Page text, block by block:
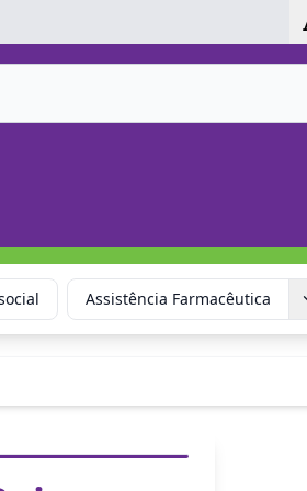
Assistência Farmacêutica